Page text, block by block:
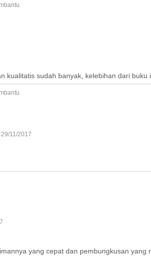
kualitatis sudah banyak, kelebihan dari
29/11/2017
yang cepat dan pembungkusan yang